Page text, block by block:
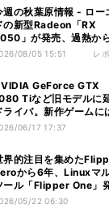
週の秋葉原情報 - ロー
の新型Radeon「RX
」が発売、過熱か
る電源ケーブルも
08/05 15:51 レ
GeForce GTX
Tiなど旧モデルに
ライバ。新作ゲームに
応 06/17 17:37
界的注目を集めた
から6年、Linuxマ
ール「Flipper One」
05/22 06:30